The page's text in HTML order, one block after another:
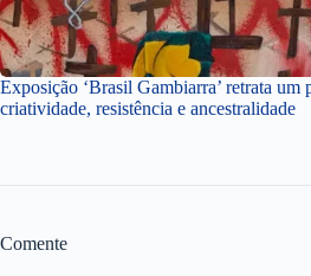
Exposição ‘Brasil Gambiarra’ retrata um
criatividade, resistência e ancestralidade
Comente